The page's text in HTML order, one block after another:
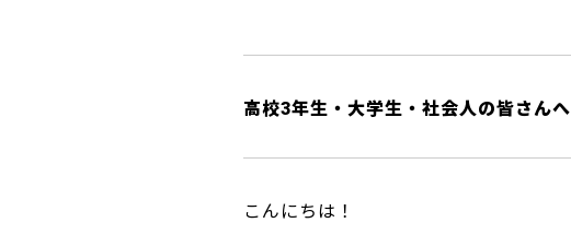
高校3年生・大学生・社会人の皆さんへ
こんにちは！